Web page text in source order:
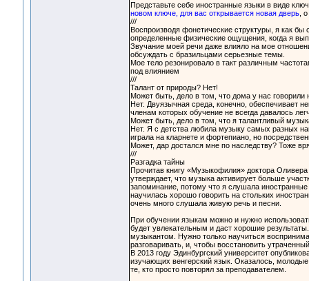
Представьте себе иностранные языки в виде
новом ключе, для вас открывается новая дверь, о
///
Воспроизводя фонетические структуры, я как
определенные физические ощущения, когда я
Звучание моей речи даже влияло на мое
обсуждать с бразильцами серьезные темы.
Мое тело резонировало в такт различным
под влиянием
///
Талант от природы? Нет!
Может быть, дело в том, что дома у нас говорили
Нет. Двуязычная среда, конечно, обеспечивает
членам которых обучение не всегда давалось
Может быть, дело в том, что я талантливый
Нет. Я с детства любила музыку самых разных
играла на кларнете и фортепиано, но
Может, дар достался мне по наследству? Тоже
///
Разгадка тайны
Прочитав книгу «Музыкофилия» доктора
утверждает, что музыка активирует больше
запоминание, потому что я слушала
научилась хорошо говорить на стольких
очень много слушала живую речь и песни.
При обучении языкам можно и нужно
будет увлекательным и даст хорошие
музыкантом. Нужно только научиться
разговаривать, и, чтобы восстановить
В 2013 году Эдинбургский университет
изучающих венгерский язык. Оказалось,
те, кто просто повторял за преподавателем.